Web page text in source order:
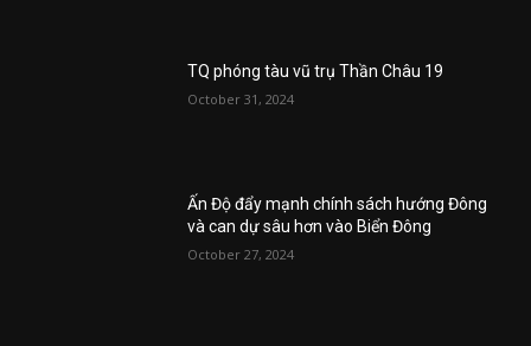
TQ phóng tàu vũ trụ Thần Châu 19
October 31, 2024
Ấn Độ đẩy mạnh chính sách hướng Đông
và can dự sâu hơn vào Biển Đông
October 27, 2024